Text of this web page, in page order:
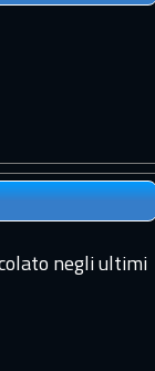
negli ultimi